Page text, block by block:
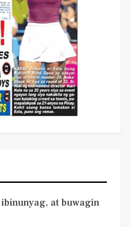
at buwagin